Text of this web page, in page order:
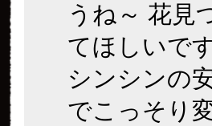
うね～ 花見
てほしいです
シンシンの
でこっそり